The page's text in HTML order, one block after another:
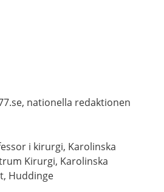
nationella redaktionen
i kirurgi, Karolinska
Kirurgi, Karolinska
Huddinge